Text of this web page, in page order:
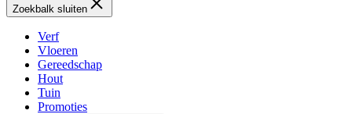
Zoekbalk sluiten
Verf
Vloeren
Gereedschap
Hout
Tuin
Promoties